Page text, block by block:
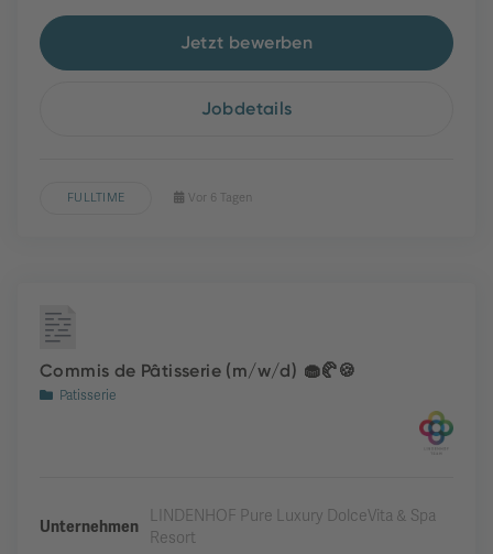
Jetzt bewerben
Jobdetails
FULLTIME Vor 6 Tagen
Commis de Pâtisserie (m/w/d) 🧁🥐🍪
Patisserie
Unternehmen
LINDENHOF Pure Luxury DolceVita & Spa
Resort